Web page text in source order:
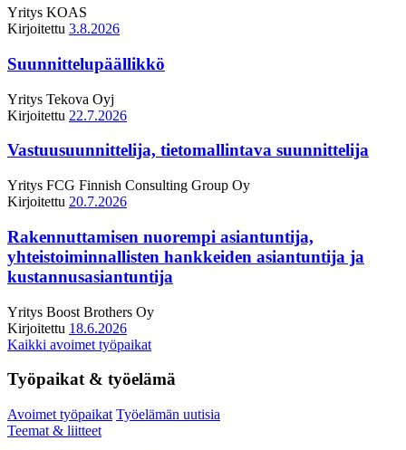
Yritys KOAS
Kirjoitettu 3.8.2026
Suunnittelupäällikkö
Yritys Tekova Oyj
Kirjoitettu 22.7.2026
Vastuusuunnittelija, tietomallintava suunnittelija
Yritys FCG Finnish Consulting Group Oy
Kirjoitettu 20.7.2026
Rakennuttamisen nuorempi asiantuntija,
yhteistoiminnallisten hankkeiden asiantuntija ja
kustannusasiantuntija
Yritys Boost Brothers Oy
Kirjoitettu 18.6.2026
Kaikki avoimet työpaikat
Työpaikat & työelämä
Avoimet työpaikat Työelämän uutisia
Teemat & liitteet